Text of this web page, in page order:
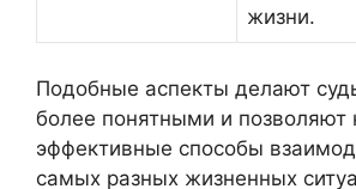
жизни.
Подобные аспекты делают
более понятными и позволяют
эффективные способы
самых разных жизненных